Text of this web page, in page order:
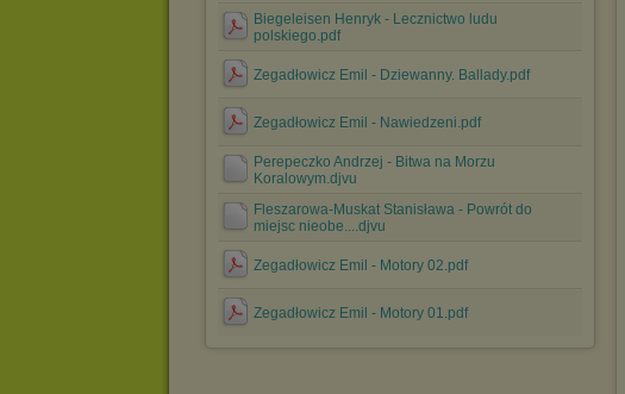
Biegeleisen Henryk - Lecznictwo ludu
polskiego.pdf
Zegadłowicz Emil - Dziewanny. Ballady.pdf
Zegadłowicz Emil - Nawiedzeni.pdf
Perepeczko Andrzej - Bitwa na Morzu
Koralowym.djvu
Fleszarowa-Muskat Stanisława - Powrót do
miejsc nieobe....djvu
Zegadłowicz Emil - Motory 02.pdf
Zegadłowicz Emil - Motory 01.pdf